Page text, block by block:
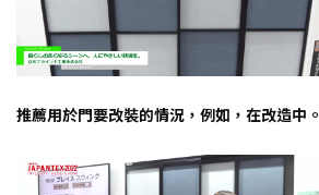
推薦用於門要改裝的情況，例如，在改造中。